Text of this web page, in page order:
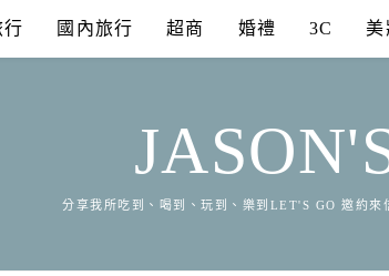
行 國內旅行 超商 婚禮 3C 美
分享我所吃到、喝到、玩到、樂到LET'S GO 邀約來